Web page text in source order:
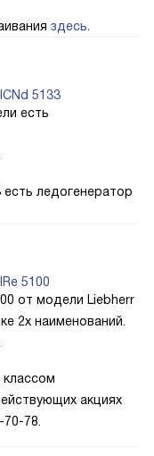
здесь.
5133
есть
есть ледогенератор
5100
от модели Liebherr
2х наименований.
акциях
70-78.